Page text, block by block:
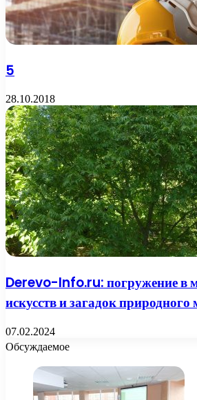
5
28.10.2018
Derevo-Info.ru: погружение в
искусств и загадок
07.02.2024
Обсуждаемое